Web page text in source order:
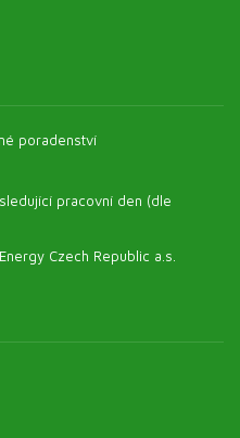
poradenství
pracovní den (dle
Czech Republic a.s.